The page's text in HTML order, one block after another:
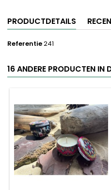
PRODUCTDETAILS
Referentie241
16 ANDERE PRODUCTEN IN